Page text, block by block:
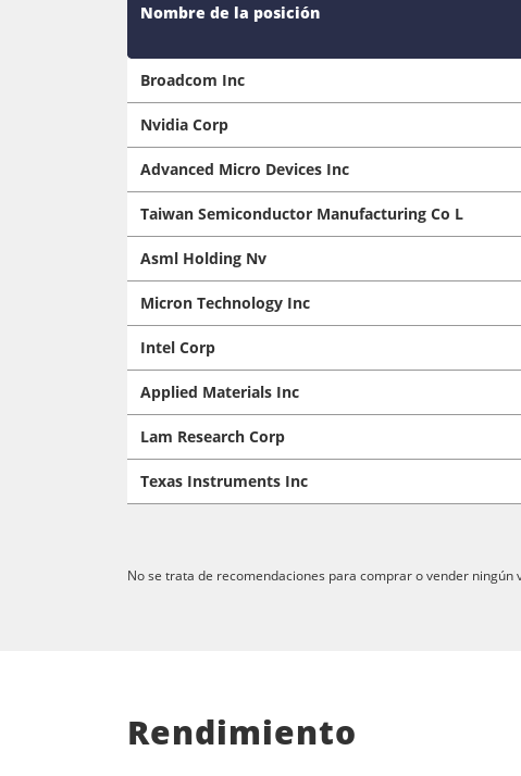
Nombre de la posición
Broadcom Inc
Nvidia Corp
Advanced Micro Devices Inc
Taiwan Semiconductor Manufacturing Co L
Asml Holding Nv
Micron Technology Inc
Intel Corp
Applied Materials Inc
Lam Research Corp
Texas Instruments Inc
No se trata de recomendaciones para comprar o vender
Rendimiento